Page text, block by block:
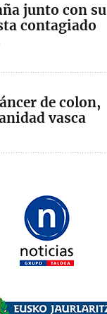
junto con su
contagiado
de colon,
vasca